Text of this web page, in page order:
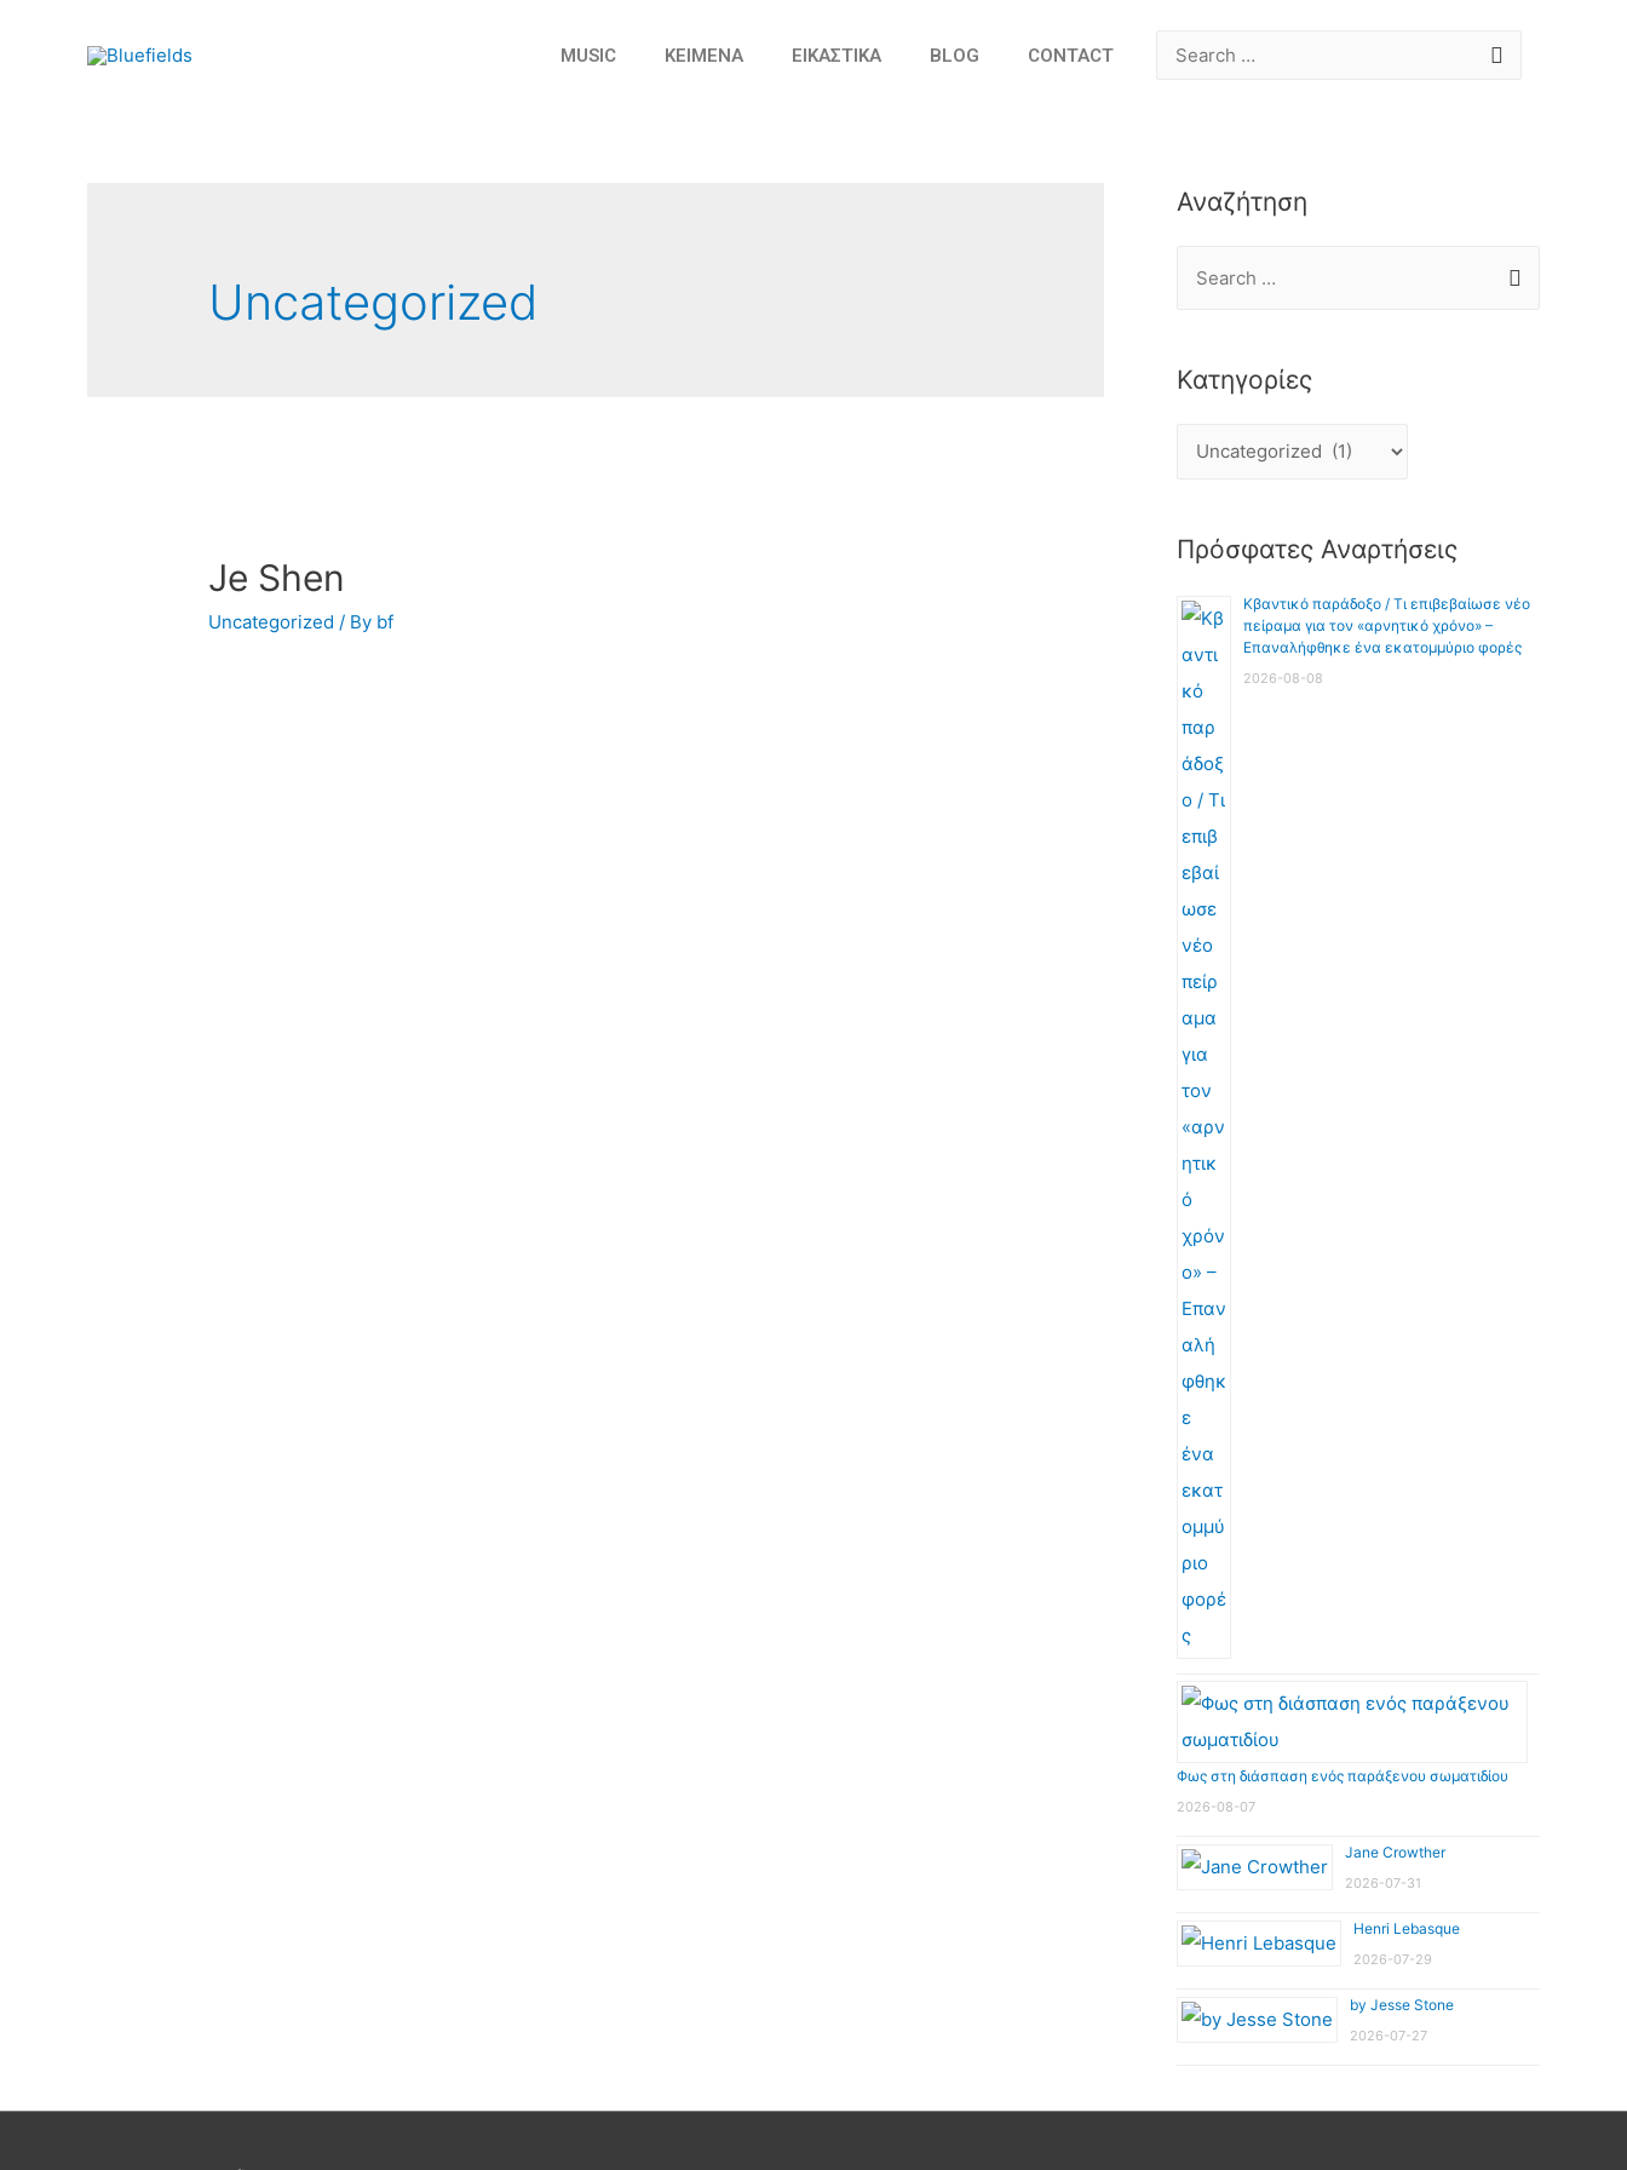
MUSIC ΚΕΙΜΕΝΑ ΕΙΚΑΣΤΙΚΑ BLOG CONTACT
Uncategorized
Je Shen
Uncategorized / By bf
Αναζήτηση
Κατηγορίες
Πρόσφατες Αναρτήσεις
Κβαντικό παράδοξο / Τι επιβεβαίωσε νέο
πείραμα για τον «αρνητικό χρόνο» –
Επαναλήφθηκε ένα εκατομμύριο φορές
2026-08-08
Φως στη διάσπαση ενός παράξενου σωματιδίου
2026-08-07
Jane Crowther
2026-07-31
Henri Lebasque
2026-07-29
by Jesse Stone
2026-07-27